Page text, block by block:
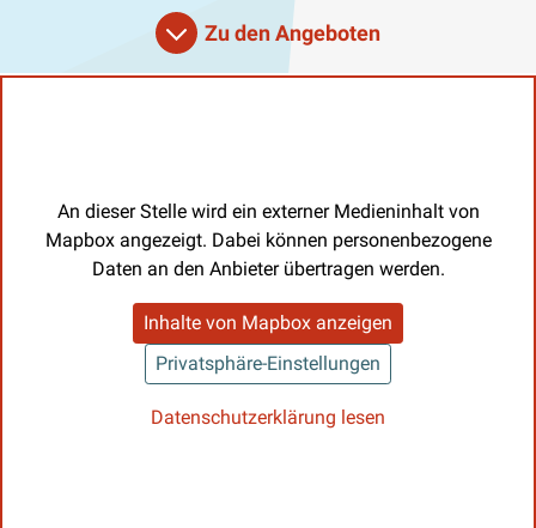
Zu den Angeboten
An dieser Stelle wird ein externer Medieninhalt von
Mapbox angezeigt. Dabei können personenbezogene
Daten an den Anbieter übertragen werden.
Inhalte von Mapbox anzeigen
Privatsphäre-Einstellungen
Datenschutzerklärung lesen